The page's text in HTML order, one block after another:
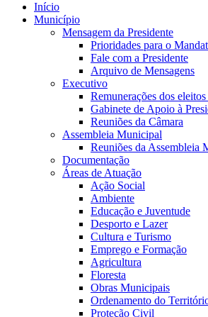
Início
Município
Mensagem da Presidente
Prioridades para o
Fale com a Presidente
Arquivo de Mensagens
Executivo
Remunerações dos
Gabinete de Apoio à
Reuniões da Câmara
Assembleia Municipal
Reuniões da Assembleia
Documentação
Áreas de Atuação
Ação Social
Ambiente
Educação e Juventude
Desporto e Lazer
Cultura e Turismo
Emprego e Formação
Agricultura
Floresta
Obras Municipais
Ordenamento do
Proteção Civil